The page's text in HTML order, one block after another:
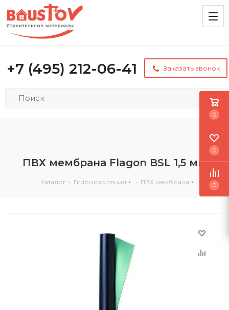
+7 (495) 212-06-41 Заказать звонок
ПВХ мембрана Flagon BSL 1,5 мм
Каталог - Гидроизоляция - ПВХ мембрана
0
0
0